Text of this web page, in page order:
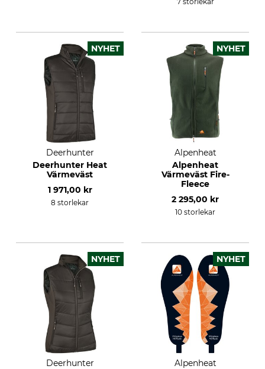
NYHET
Deerhunter
Deerhunter Heat
Värmeväst
1 971,00 kr
8 storlekar
NYHET
Alpenheat
Alpenheat
Värmeväst Fire-
Fleece
2 295,00 kr
10 storlekar
NYHET
Deerhunter
NYHET
Alpenheat